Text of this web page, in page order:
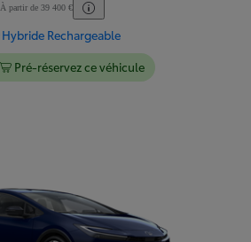
À partir de 39 400 €
Hybride Rechargeable
Pré-réservez ce véhicule